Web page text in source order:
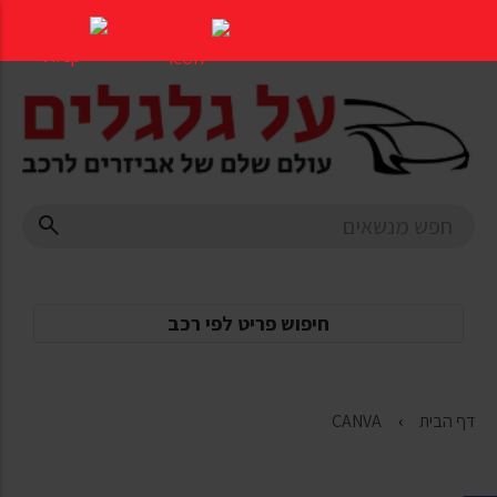
העמוד
חיפוש פריט לפי רכב
דף הבית CANVA